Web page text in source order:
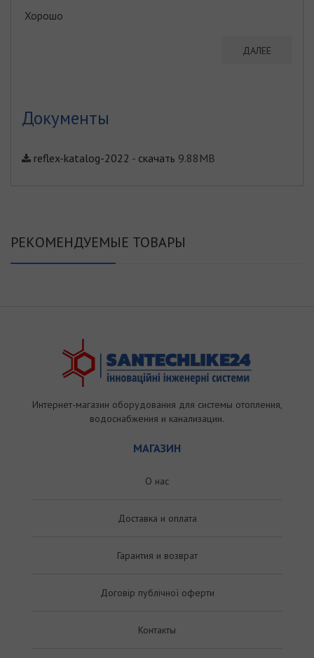
Хорошо
ДАЛЕЕ
Документы
reflex-katalog-2022 - скачать 9.88MB
РЕКОМЕНДУЕМЫЕ ТОВАРЫ
Интернет-магазин оборудования для системы отопления,
водоснабжения и канализации.
МАГАЗИН
О нас
Доставка и оплата
Гарантия и возврат
Договір публічної оферти
Контакты